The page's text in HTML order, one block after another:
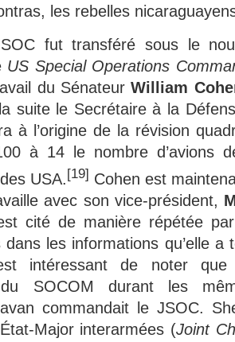
les rebelles
fut transféré sous le
US Special Operations
du SénateurWilliam
suite le Secrétaire à la
à l’origine de la révision
à 14 le nombre d’avions
USA. [19] Cohen est
avec son vice-président,
cité de manière répétée
dans les informations qu’elle a
intéressant de noter que
du SOCOM durant les
commandait le JSOC.
Major interarmées (Joint